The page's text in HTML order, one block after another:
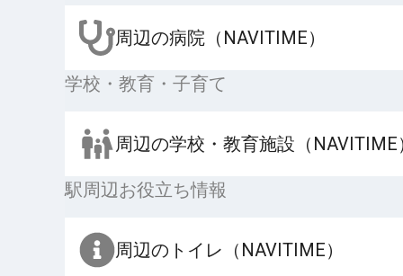
周辺の病院（NAVITIME）
学校・教育・子育て
周辺の学校・教育施設（NAVITIME
駅周辺お役立ち情報
周辺のトイレ（NAVITIME）